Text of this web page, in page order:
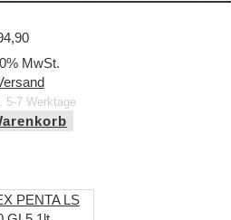
MwSt.
5-7 Werktage